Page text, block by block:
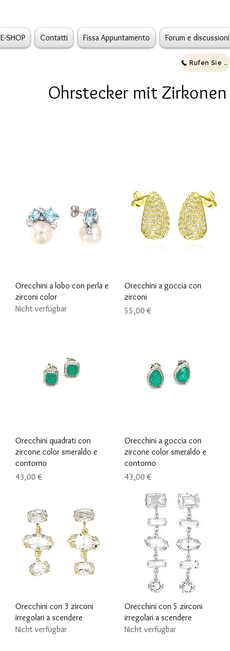
E-SHOP Contatti Fissa Appuntamento Forum e discussioni
Rufen Sie uns an
Ohrstecker mit Zirkonen
Schnellansicht
Orecchini a lobo con perla e
zirconi color
Nicht verfügbar
Schnellansicht
Orecchini a goccia con
zirconi
Preis
55,00 €
Schnellansicht
Orecchini quadrati con
zircone color smeraldo e
contorno
Preis
43,00 €
Schnellansicht
Orecchini a goccia con
zircone color smeraldo e
contorno
Preis
43,00 €
Schnellansicht
Orecchini con 3 zirconi
irregolari a scendere
Nicht verfügbar
Schnellansicht
Orecchini con 5 zirconi
irregolari a scendere
Nicht verfügbar